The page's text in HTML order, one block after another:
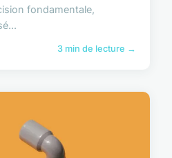
fondamentale,
3 min de lecture →